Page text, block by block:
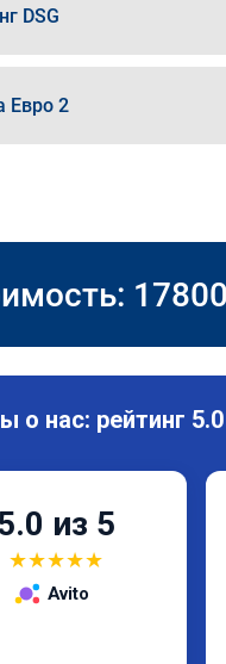
DSG
Евро 2
17800
о нас: рейтинг
из 5
★★★★★
Avito